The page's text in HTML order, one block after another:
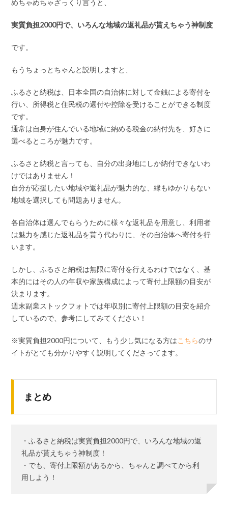
めちゃめちゃざっくり言うと、
実質負担2000円で、いろんな地域の返礼品が貰えちゃう神制度
です。
もうちょっとちゃんと説明しますと、
ふるさと納税は、日本全国の自治体に対して金銭による寄付を
行い、所得税と住民税の還付や控除を受けることができる制度
です。
通常は自身が住んでいる地域に納める税金の納付先を、好きに
選べるところが魅力です。
ふるさと納税と言っても、自分の出身地にしか納付できないわ
けではありません！
自分が応援したい地域や返礼品が魅力的な、縁もゆかりもない
地域を選択しても問題ありません。
各自治体は選んでもらうために様々な返礼品を用意し、利用者
は魅力を感じた返礼品を貰う代わりに、その自治体へ寄付を行
います。
しかし、ふるさと納税は無限に寄付を行えるわけではなく、基
本的にはその人の年収や家族構成によって寄付上限額の目安が
決まります。
週末副業ストックフォトでは年収別に寄付上限額の目安を紹介
しているので、参考にしてみてください！
※実質負担2000円について、もう少し気になる方はこちらのサ
イトがとても分かりやすく説明してくださってます。
まとめ
・ふるさと納税は実質負担2000円で、いろんな地域の返
礼品が貰えちゃう神制度！
・でも、寄付上限額があるから、ちゃんと調べてから利
用しよう！